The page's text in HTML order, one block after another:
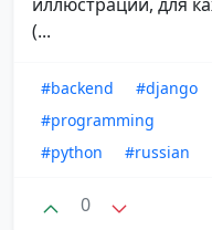
(...
#backend
#django
#programming
#python
#russian
0